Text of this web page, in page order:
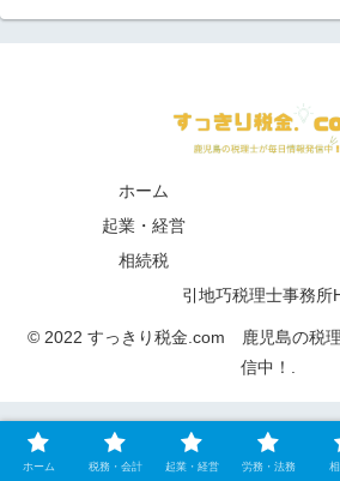
ホーム
起業・経営
相続税
引地巧税理士事務所
© 2022 すっきり税金.com 鹿児島の税
信中！.
ホーム 税務・会計 起業・経営 労務・法務